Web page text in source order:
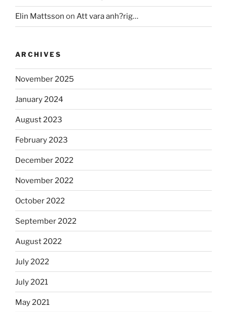
Elin Mattsson on Att vara anh?rig…
ARCHIVES
November 2025
January 2024
August 2023
February 2023
December 2022
November 2022
October 2022
September 2022
August 2022
July 2022
July 2021
May 2021